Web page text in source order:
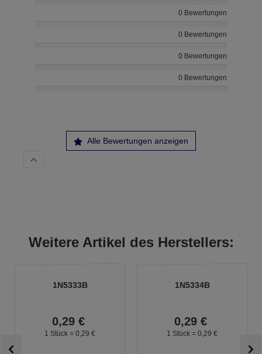
0 Bewertungen
0 Bewertungen
0 Bewertungen
0 Bewertungen
Alle Bewertungen anzeigen
Weitere Artikel des Herstellers:
1N5333B
0,29 €
1 Stück = 0, 29 €
1N5334B
0,29 €
1 Stück = 0, 29 €